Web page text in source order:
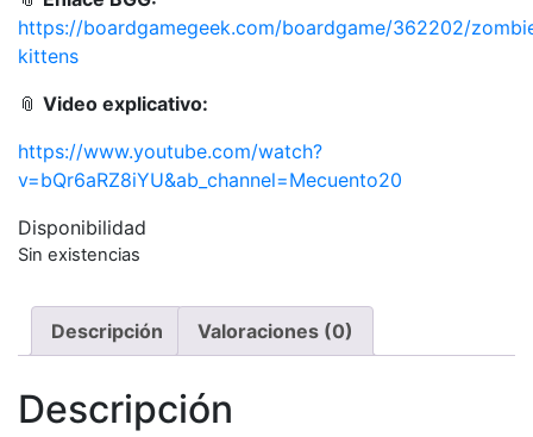
https://boardgamegeek.com/boardgame/362202/
kittens
📎 Video explicativo:
https://www.youtube.com/watch?
v=bQr6aRZ8iYU&ab_channel=Mecuento20
Disponibilidad
Sin existencias
Descripción Valoraciones (0)
Descripción